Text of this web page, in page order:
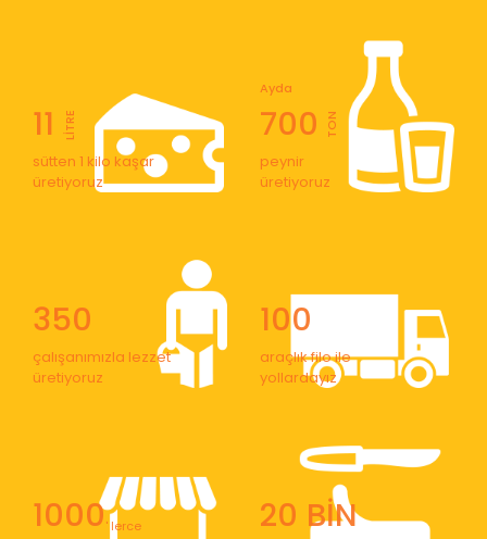
11 LİTRE
sütten 1 kilo kaşar
üretiyoruz
700
Ayda
TON
peynir
üretiyoruz
350
çalışanımızla lezzet
üretiyoruz
100
araçlık filo ile
yollardayız
1000' lerce 20 BİN